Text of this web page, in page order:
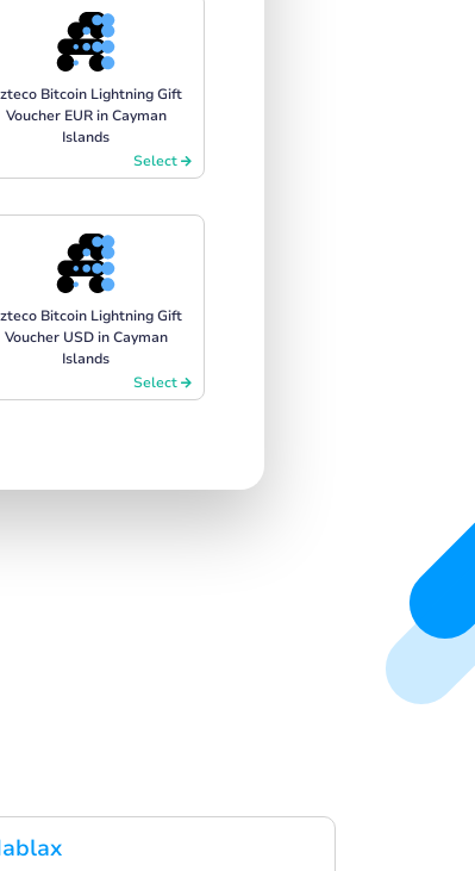
Bitcoin Lightning Gift
Voucher EUR in Cayman
Islands
Select
Bitcoin Lightning Gift
Voucher USD in Cayman
Islands
Select